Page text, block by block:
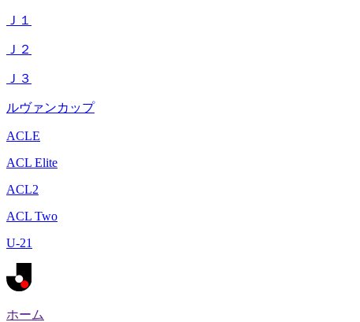
Ｊ１
Ｊ２
Ｊ３
ルヴァンカップ
ACLE
ACL Elite
ACL2
ACL Two
U-21
ホーム